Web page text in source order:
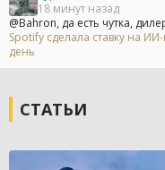
18 минут назад
@Bahron, да есть чутка,
Spotify сделала ставку на
день
СТАТЬИ